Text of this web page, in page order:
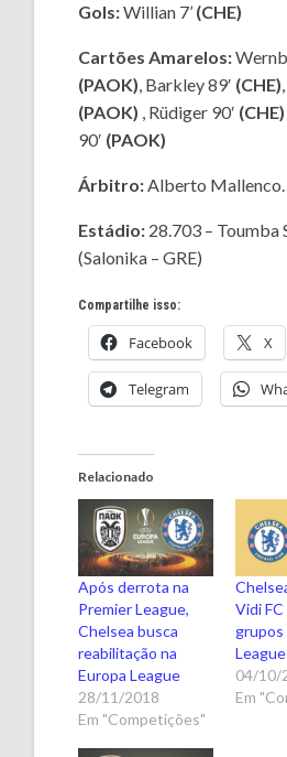
Gols:Willian 7’ (CHE)
Cartões Amarelos:
(PAOK), Barkley 89′ (CHE)
(PAOK) , Rüdiger 90′
90′ (PAOK)
Árbitro:Alberto Mallenco.
Estádio: 28.703 – Toumba
(Salonika – GRE)
Compartilhe isso:
Facebook X
Telegram
Relacionado
Após derrota na
Premier League,
Chelsea busca
reabilitação na
Europa League
28/11/2018
Em "Competições"
Vidi
grupos
League
04/10/
Em